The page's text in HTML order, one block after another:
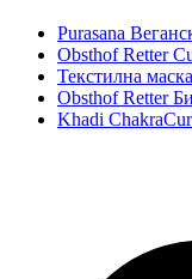
Purasana
Obsthof Retter
Текстилна
Obsthof Retter
Khadi